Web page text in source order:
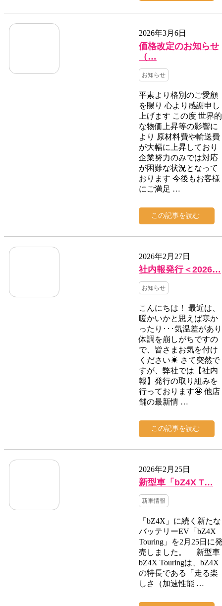
2026年3月6日
価格改定のお知らせ
（…
お知らせ
平素より格別のご愛顧
を賜り 心より感謝申し
上げます この度 世界的
な物価上昇等の影響に
より 原材料費や輸送費
が大幅に上昇しており
企業努力のみでは対応
が困難な状況となって
おります 今後もお客様
にご満足 …
この記事を読む
2026年2月27日
社内報発行＜2026…
お知らせ
こんにちは！ 最近は、
暖かいかと思えば寒か
ったり･･･気温差があり
体調を崩しがちですの
で、皆さまお気を付け
ください☀ さて突然で
すが、弊社では【社内
報】発行の取り組みを
行っております🤩 他店
舗の最新情 …
この記事を読む
2026年2月25日
新型車「bZ4X T…
新車情報
「bZ4X」に続く新たな
バッテリーEV「bZ4X
Touring」を2月25日に
売しました。 新型車
bZ4X Touringは、bZ4X
の特長である「走る楽
しさ（加速性能 …